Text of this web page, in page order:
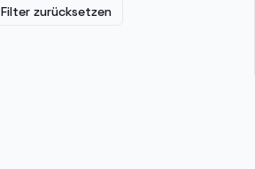
Filter zurücksetzen